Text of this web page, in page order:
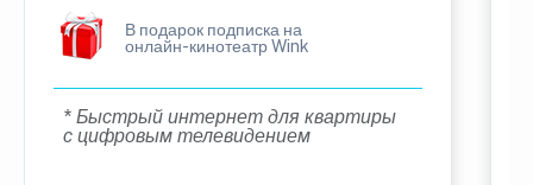
В подарок подписка на
онлайн-кинотеатр Wink
* Быстрый интернет для квартиры
с цифровым телевидением